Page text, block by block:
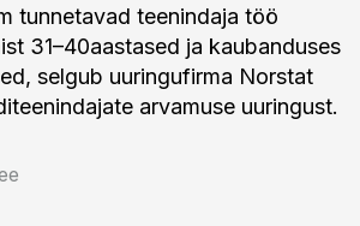
tunnetavad teenindaja töö
31–40aastased ja kaubanduses
selgub uuringufirma Norstat
arvamuse uuringust.